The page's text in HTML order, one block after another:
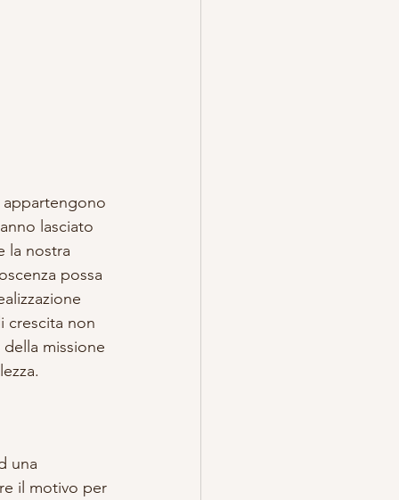
lasciato
la nostra
possa
crescita non
missione
una
il motivo per